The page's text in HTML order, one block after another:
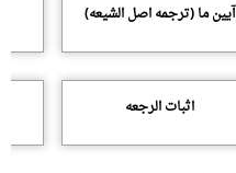
آیین ما (ترجمه اصل الشیعه)
اثبات الرجعه